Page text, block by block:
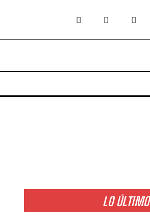
LO ÚLTIMO